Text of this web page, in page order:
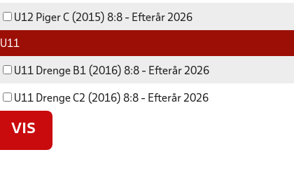
U12 Piger C (2015) 8:8 - Efterår 2026
U11
U11 Drenge B1 (2016) 8:8 - Efterår 2026
U11 Drenge C2 (2016) 8:8 - Efterår 2026
VIS